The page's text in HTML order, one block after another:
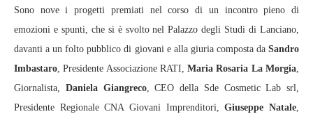
Sono nove i progetti premiati nel corso di un incontro pieno di
emozioni e spunti, che si è svolto nel Palazzo degli Studi di Lanciano,
davanti a un folto pubblico di giovani e alla giuria composta da Sandro
Imbastaro, Presidente Associazione RATI,Maria Rosaria La Morgia,
Giornalista, Daniela Giangreco, CEO della Sde Cosmetic Lab srl,
Presidente Regionale CNA Giovani Imprenditori,Giuseppe Natale,